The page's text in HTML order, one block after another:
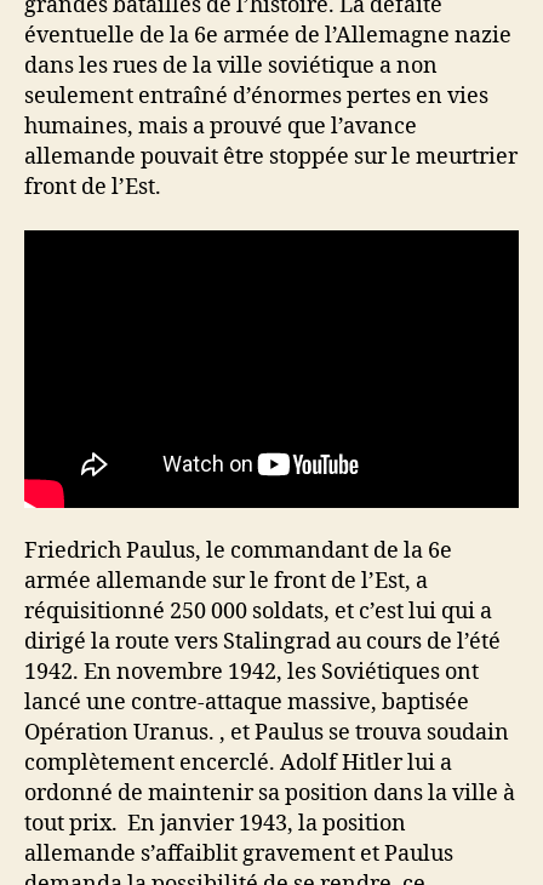
grandes batailles de l’histoire. La défaite
éventuelle de la 6e armée de l’Allemagne nazie
dans les rues de la ville soviétique a non
seulement entraîné d’énormes pertes en vies
humaines, mais a prouvé que l’avance
allemande pouvait être stoppée sur le meurtrier
front de l’Est.
Friedrich Paulus, le commandant de la 6e
armée allemande sur le front de l’Est, a
réquisitionné 250 000 soldats, et c’est lui qui a
dirigé la route vers Stalingrad au cours de l’été
1942. En novembre 1942, les Soviétiques ont
lancé une contre-attaque massive, baptisée
Opération Uranus. , et Paulus se trouva soudain
complètement encerclé. Adolf Hitler lui a
ordonné de maintenir sa position dans la ville à
tout prix. En janvier 1943, la position
allemande s’affaiblit gravement et Paulus